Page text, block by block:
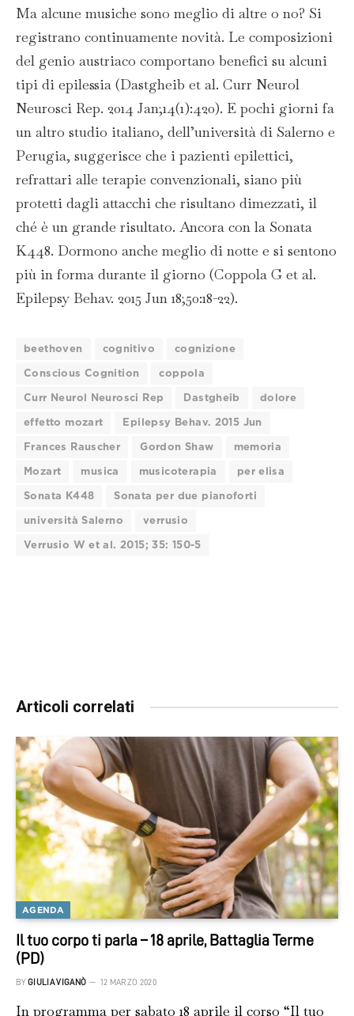
Ma alcune musiche sono meglio di altre o no? Si
registrano continuamente novità. Le composizioni
del genio austriaco comportano benefici su alcuni
tipi di epilessia (Dastgheib et al. Curr Neurol
Neurosci Rep. 2014 Jan;14(1):420). E pochi giorni fa
un altro studio italiano, dell’università di Salerno e
Perugia, suggerisce che i pazienti epilettici,
refrattari alle terapie convenzionali, siano più
protetti dagli attacchi che risultano dimezzati, il
ché è un grande risultato. Ancora con la Sonata
K448. Dormono anche meglio di notte e si sentono
più in forma durante il giorno (Coppola G et al.
Epilepsy Behav. 2015 Jun 18;50:18-22).
beethoven cognitivo cognizione
Conscious Cognition coppola
Curr Neurol Neurosci Rep Dastgheib dolore
effetto mozart Epilepsy Behav. 2015 Jun
Frances Rauscher Gordon Shaw memoria
Mozart musica musicoterapia per elisa
Sonata K448 Sonata per due pianoforti
università Salerno verrusio
Verrusio W et al. 2015; 35: 150-5
Articoli correlati
AGENDA
Il tuo corpo ti parla – 18 aprile, Battaglia Terme
(PD)
BY GIULIA VIGANÒ 12 MARZO 2020
In programma per sabato 18 aprile il corso “Il tuo